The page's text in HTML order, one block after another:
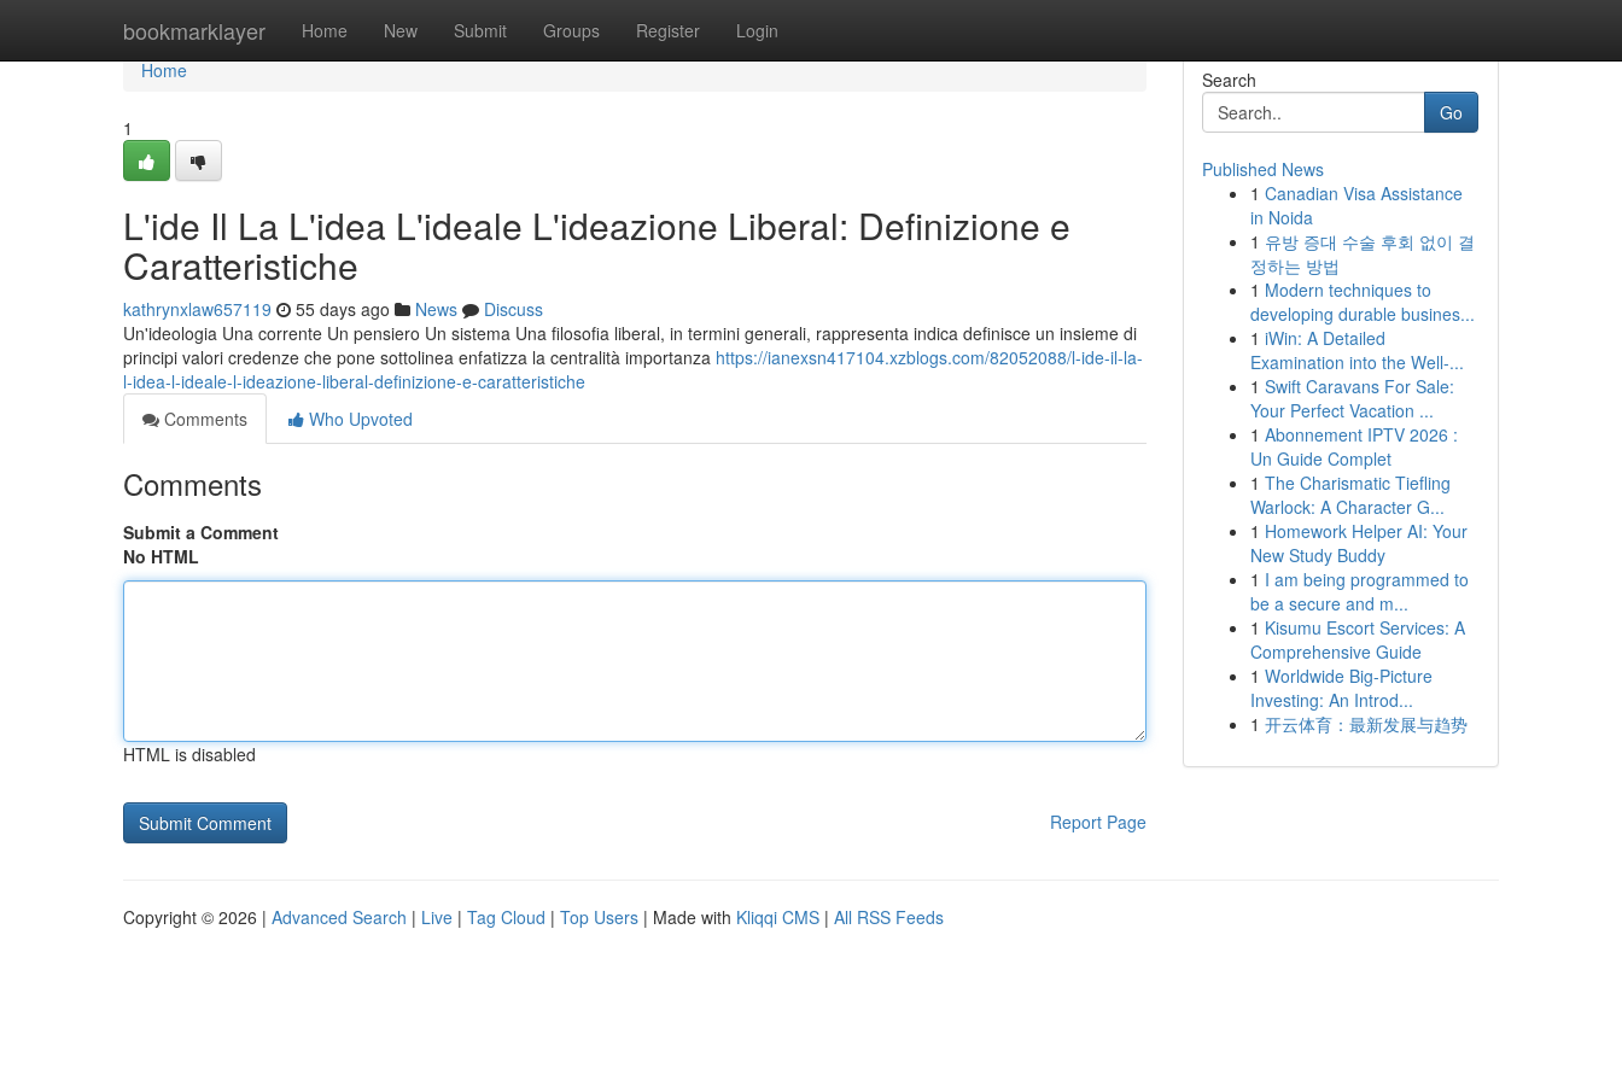
bookmarklayer Home New Submit Groups Register Login
Home
Home
1
L'ide Il La L'idea L'ideale L'ideazione Liberal: Definizione e
Caratteristiche
kathrynxlaw657119 55 days ago News
Discuss
Un'ideologia Una corrente Un pensiero Un sistema Una filosofia liberal, in termini generali, rappresenta indica definisce un insieme di
principi valori credenze che pone sottolinea enfatizza la centralità importanza https://ianexsn417104.xzblogs.com/82052088/l-ide-il-la-
l-idea-l-ideale-l-ideazione-liberal-definizione-e-caratteristiche
Comments
Who Upvoted
Comments
Submit a Comment
No HTML
HTML is disabled
Report Page
Search
Go
Published News
1 Canadian Visa Assistance
in Noida
1 유방 증대 수술 후회 없이 결
정하는 방법
1 Modern techniques to
developing durable busines...
1 iWin: A Detailed
Examination into the Well-...
1 Swift Caravans For Sale:
Your Perfect Vacation ...
1 Abonnement IPTV 2026 :
Un Guide Complet
1 The Charismatic Tiefling
Warlock: A Character G...
1 Homework Helper AI: Your
New Study Buddy
1 I am being programmed to
be a secure and m...
1 Kisumu Escort Services: A
Comprehensive Guide
1 Worldwide Big-Picture
Investing: An Introd...
1 开云体育：最新发展与趋势
Copyright © 2026 | Advanced Search | Live | Tag Cloud | Top Users | Made with Kliqqi CMS | All RSS Feeds